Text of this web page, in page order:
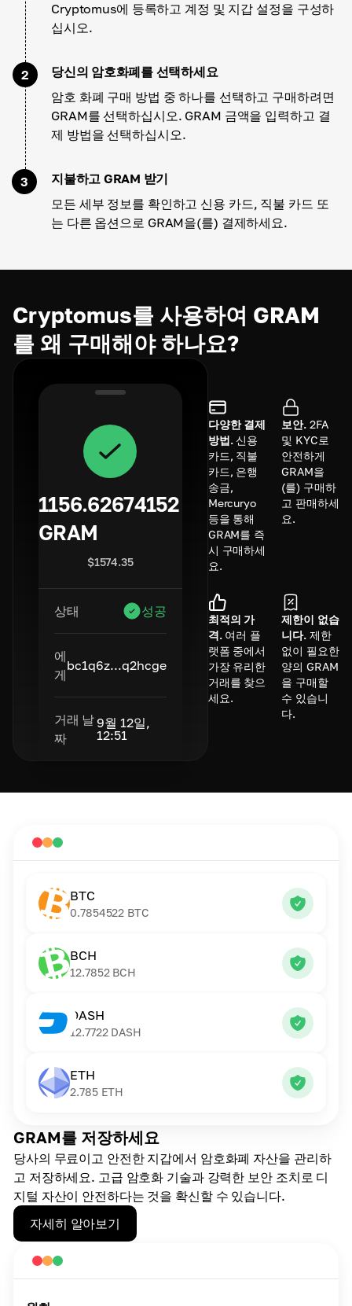
Cryptomus에 등록하고 계정 및 지갑 설정을 구성하
십시오.
2
당신의 암호화폐를 선택하세요
암호 화폐 구매 방법 중 하나를 선택하고 구매하려면
GRAM를 선택하십시오. GRAM 금액을 입력하고 결
제 방법을 선택하십시오.
3
지불하고 GRAM 받기
모든 세부 정보를 확인하고 신용 카드, 직불 카드 또
는 다른 옵션으로 GRAM을(를) 결제하세요.
Cryptomus를 사용하여 GRAM
를 왜 구매해야 하나요?
1156.62674152
GRAM
$1574.35
상태 성공
에
게
bc1q6z...q2hcge
거래 날
짜
9월 12일,
12:51
다양한 결제
방법. 신용
카드, 직불
카드, 은행
송금,
Mercuryo
등을 통해
GRAM를 즉
시 구매하세
요.
보안. 2FA
및 KYC로
안전하게
GRAM을
(를) 구매하
고 판매하세
요.
최적의 가
격. 여러 플
랫폼 중에서
가장 유리한
거래를 찾으
세요.
제한이 없습
니다. 제한
없이 필요한
양의 GRAM
을 구매할
수 있습니
다.
GRAM를 저장하세요
당사의 무료이고 안전한 지갑에서 암호화폐 자산을 관리하
고 저장하세요. 고급 암호화 기술과 강력한 보안 조치로 디
지털 자산이 안전하다는 것을 확신할 수 있습니다.
자세히 알아보기
BTC
0.7854522 BTC
BCH
12.7852 BCH
DASH
12.7722 DASH
ETH
2.785 ETH